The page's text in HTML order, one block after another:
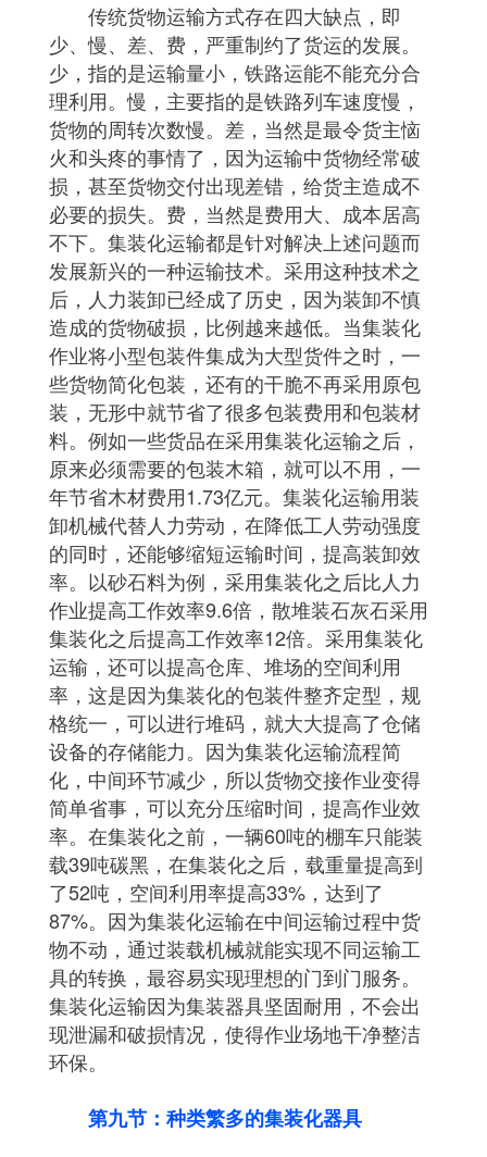
传统货物运输方式存在四大缺点，即
少、慢、差、费，严重制约了货运的发展。
少，指的是运输量小，铁路运能不能充分合
理利用。慢，主要指的是铁路列车速度慢，
货物的周转次数慢。差，当然是最令货主恼
火和头疼的事情了，因为运输中货物经常破
损，甚至货物交付出现差错，给货主造成不
必要的损失。费，当然是费用大、成本居高
不下。集装化运输都是针对解决上述问题而
发展新兴的一种运输技术。采用这种技术之
后，人力装卸已经成了历史，因为装卸不慎
造成的货物破损，比例越来越低。当集装化
作业将小型包装件集成为大型货件之时，一
些货物简化包装，还有的干脆不再采用原包
装，无形中就节省了很多包装费用和包装材
料。例如一些货品在采用集装化运输之后，
原来必须需要的包装木箱，就可以不用，一
年节省木材费用1.73亿元。集装化运输用装
卸机械代替人力劳动，在降低工人劳动强度
的同时，还能够缩短运输时间，提高装卸效
率。以砂石料为例，采用集装化之后比人力
作业提高工作效率9.6倍，散堆装石灰石采用
集装化之后提高工作效率12倍。采用集装化
运输，还可以提高仓库、堆场的空间利用
率，这是因为集装化的包装件整齐定型，规
格统一，可以进行堆码，就大大提高了仓储
设备的存储能力。因为集装化运输流程简
化，中间环节减少，所以货物交接作业变得
简单省事，可以充分压缩时间，提高作业效
率。在集装化之前，一辆60吨的棚车只能装
载39吨碳黑，在集装化之后，载重量提高到
了52吨，空间利用率提高33%，达到了
87%。因为集装化运输在中间运输过程中货
物不动，通过装载机械就能实现不同运输工
具的转换，最容易实现理想的门到门服务。
集装化运输因为集装器具坚固耐用，不会出
现泄漏和破损情况，使得作业场地干净整洁
环保。
第九节：种类繁多的集装化器具